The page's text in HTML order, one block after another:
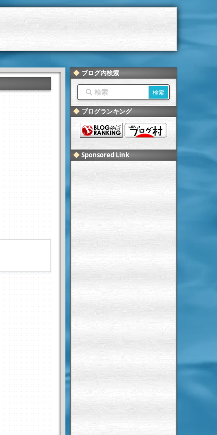
ブログ内検索
ブログランキング
Sponsored Link